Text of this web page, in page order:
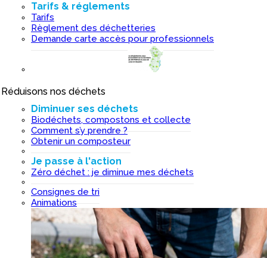
Tarifs & réglements
Tarifs
Règlement des déchetteries
Demande carte accès pour professionnels
Réduisons nos déchets
Diminuer ses déchets
Biodéchets, compostons et collecte
Comment s’y prendre ?
Obtenir un composteur
Je passe à l'action
Zéro déchet : je diminue mes déchets
Consignes de tri
Animations